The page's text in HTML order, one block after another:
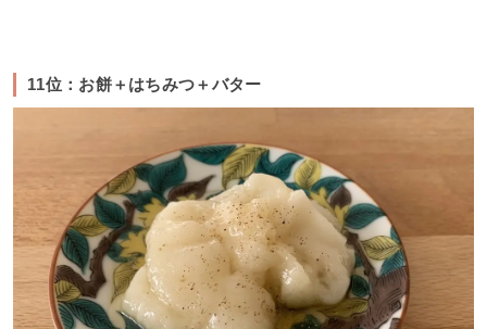
11位：お餅＋はちみつ＋バター